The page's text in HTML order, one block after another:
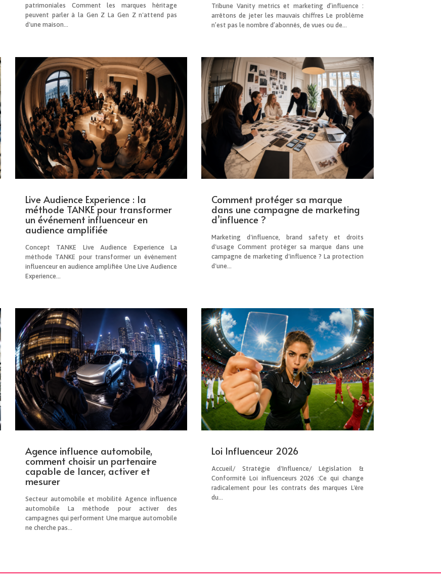
patrimoniales Comment les marques héritage
peuvent parler à la Gen Z La Gen Z n'attend pas
d'une maison...
Tribune Vanity metrics et marketing d’influence :
arrêtons de jeter les mauvais chiffres Le problème
n’est pas le nombre d’abonnés, de vues ou de...
Live Audience Experience : la
méthode TANKE pour transformer
un événement influenceur en
audience amplifiée
Concept TANKE Live Audience Experience La
méthode TANKE pour transformer un événement
influenceur en audience amplifiée Une Live Audience
Experience...
Comment protéger sa marque
dans une campagne de marketing
d’influence ?
Marketing d'influence, brand safety et droits
d'usage Comment protéger sa marque dans une
campagne de marketing d'influence ? La protection
d'une...
Agence influence automobile,
comment choisir un partenaire
capable de lancer, activer et
mesurer
Secteur automobile et mobilité Agence influence
automobile La méthode pour activer des
campagnes qui performent Une marque automobile
ne cherche pas...
Loi Influenceur 2026
Accueil/ Stratégie d'Influence/ Législation &
Conformité Loi influenceurs 2026 :Ce qui change
radicalement pour les contrats des marques L'ère
du...